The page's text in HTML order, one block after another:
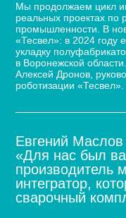
Мы продолжаем цикл
реальных проектах по
промышленности. В
«Тесвел»: в 2024 году
укладку
в Воронежской
Алексей Дронов,
роботизации «Тесвел».
Евгений
«Для нас был
производитель
интегратор,
сварочный